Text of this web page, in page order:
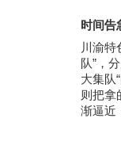
时间告
川渝特
队” ，
大集队“
则把拿
渐逼近